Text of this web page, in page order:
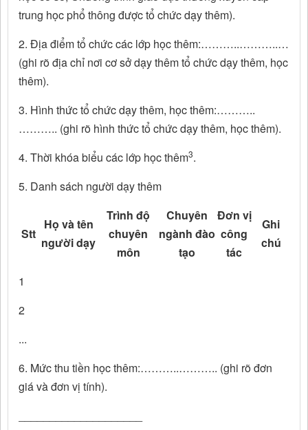
trung học phổ thông được tổ chức dạy thêm).
2. Địa điểm tổ chức các lớp học thêm:………..………..…
(ghi rõ địa chỉ nơi cơ sở dạy thêm tổ chức dạy thêm, học
thêm).
3. Hình thức tổ chức dạy thêm, học thêm:………..
……….. (ghi rõ hình thức tổ chức dạy thêm, học thêm).
4. Thời khóa biểu các lớp học thêm3.
5. Danh sách người dạy thêm
Stt
Họ và tên
người dạy
Trình độ
chuyên
môn
Chuyên
ngành đào
tạo
Đơn vị
công
tác
Ghi
chú
1
2
...
6. Mức thu tiền học thêm:………..……….. (ghi rõ đơn
giá và đơn vị tính).